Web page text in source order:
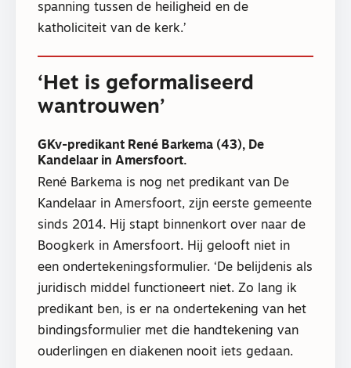
spanning tussen de heiligheid en de
katholiciteit van de kerk.’
‘Het is geformaliseerd
wantrouwen’
GKv-predikant René Barkema (43), De
Kandelaar in Amersfoort.
René Barkema is nog net predikant van De
Kandelaar in Amersfoort, zijn eerste gemeente
sinds 2014. Hij stapt binnenkort over naar de
Boogkerk in Amersfoort. Hij gelooft niet in
een ondertekeningsformulier. ‘De belijdenis als
juridisch middel functioneert niet. Zo lang ik
predikant ben, is er na ondertekening van het
bindingsformulier met die handtekening van
ouderlingen en diakenen nooit iets gedaan.